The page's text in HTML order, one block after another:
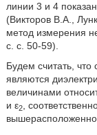
линии 3 и 4
(Викторов В.А.,
метод измерения
с. с. 50-59).
Будем считать,
являются
величинами
и ε2,